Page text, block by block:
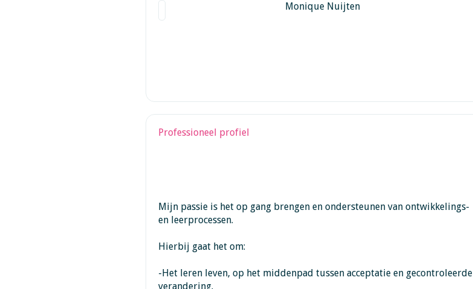
Monique Nuijten
Professioneel profiel
Mijn passie is het op gang brengen en ondersteunen van ontwikkelings-
en leerprocessen.
Hierbij gaat het om:
-Het leren leven, op het middenpad tussen acceptatie en gecontroleerde
verandering.